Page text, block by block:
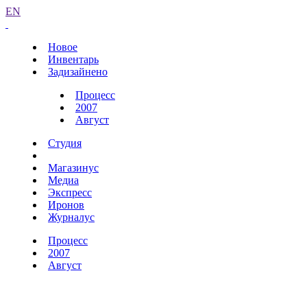
EN
Новое
Инвентарь
Задизайнено
Процесс
2007
Август
Студия
Магазинус
Медиа
Экспресс
Иронов
Журналус
Процесс
2007
Август